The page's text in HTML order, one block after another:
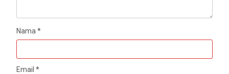
Nama*
Email*